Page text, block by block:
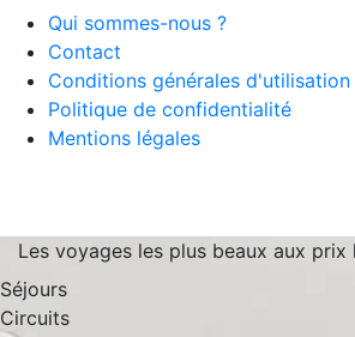
Qui sommes-nous ?
Contact
Conditions générales d'utilisation
Politique de confidentialité
Mentions légales
Les voyages les plus beaux aux prix
Séjours
Circuits